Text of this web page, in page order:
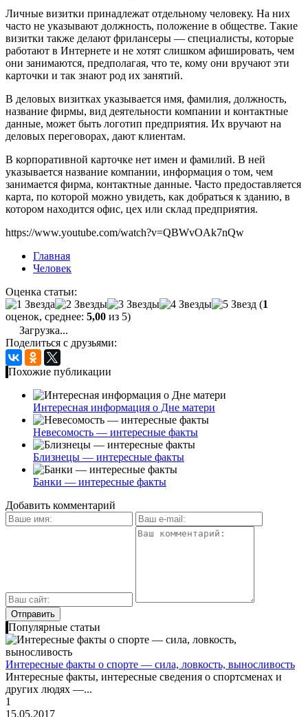
Личные визитки принадлежат отдельному человеку. На них
часто не указывают должность, положение в обществе. Такие
визитки также делают фрилансеры — специалисты, которые
работают в Интернете и не хотят слишком афишировать, чем
они занимаются, предполагая, что те, кому они вручают эти
карточки и так знают род их занятий.
В деловых визитках указывается имя, фамилия, должность,
название фирмы, вид деятельности компании и контактные
данные, может быть логотип предприятия. Их вручают на
деловых переговорах, дают клиентам.
В корпоративной карточке нет имен и фамилий. В ней
указывается название компании, информация о том, чем
занимается фирма, контактные данные. Часто предоставляется
карта, по которой можно увидеть, как добраться к зданию, в
котором находится офис, цех или склад предприятия.
https://www.youtube.com/watch?v=QBWvOAk7nQw
Главная
Человек
Оценка статьи:
(1
оценок, среднее: 5,00 из 5)
Загрузка...
Поделиться с друзьями:
Похожие публикации
Интересная информация о Дне матери
Невесомость — интересные факты
Близнецы — интересные факты
Банки — интересные факты
Добавить комментарий
Популярные статьи
Интересные факты о спорте — сила, ловкость, выносливость
Интересные факты, интересные сведения о спортсменах и
других людях —...
1
15.05.2017